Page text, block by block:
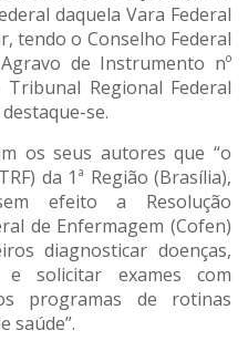
daquela Vara Federal
tendo o Conselho Federal
de Instrumento nº
Tribunal Regional Federal
se.
os seus autores que “o
da 1ª Região (Brasília),
efeito a Resolução
de Enfermagem (Cofen)
diagnosticar doenças,
e solicitar exames com
programas de rotinas
saúde”.